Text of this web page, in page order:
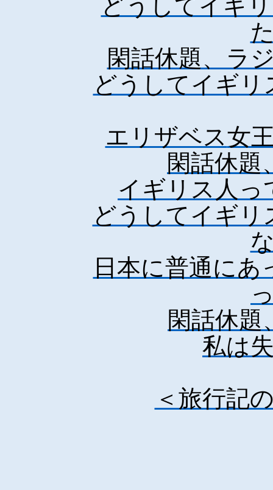
閑話休題、ラ
どうしてイギ
エリザベス女
閑話休題
イギリス人っ
どうしてイギ
日本に普通に
閑話休題
私は
＜旅行記